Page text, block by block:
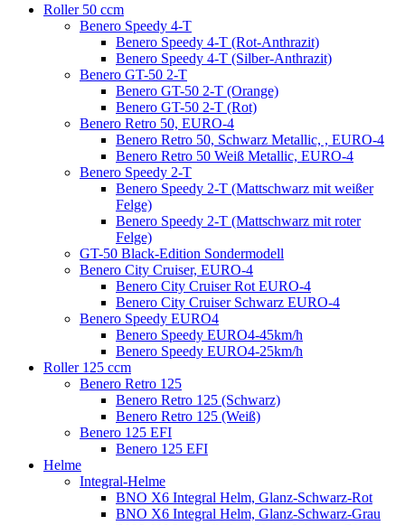
Roller 50 ccm
Benero Speedy 4-T
Benero Speedy 4-T (Rot-Anthrazit)
Benero Speedy 4-T (Silber-Anthrazit)
Benero GT-50 2-T
Benero GT-50 2-T (Orange)
Benero GT-50 2-T (Rot)
Benero Retro 50, EURO-4
Benero Retro 50, Schwarz Metallic, , EURO-4
Benero Retro 50 Weiß Metallic, EURO-4
Benero Speedy 2-T
Benero Speedy 2-T (Mattschwarz mit weißer
Felge)
Benero Speedy 2-T (Mattschwarz mit roter
Felge)
GT-50 Black-Edition Sondermodell
Benero City Cruiser, EURO-4
Benero City Cruiser Rot EURO-4
Benero City Cruiser Schwarz EURO-4
Benero Speedy EURO4
Benero Speedy EURO4-45km/h
Benero Speedy EURO4-25km/h
Roller 125 ccm
Benero Retro 125
Benero Retro 125 (Schwarz)
Benero Retro 125 (Weiß)
Benero 125 EFI
Benero 125 EFI
Helme
Integral-Helme
BNO X6 Integral Helm, Glanz-Schwarz-Rot
BNO X6 Integral Helm, Glanz-Schwarz-Grau